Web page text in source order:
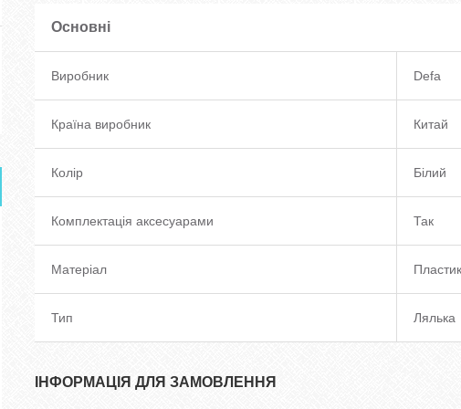
Основні
Виробник Defa
Країна виробник Китай
Колір Білий
Комплектація аксесуарами Так
Матеріал Пластик
Тип Лялька
ІНФОРМАЦІЯ ДЛЯ ЗАМОВЛЕННЯ